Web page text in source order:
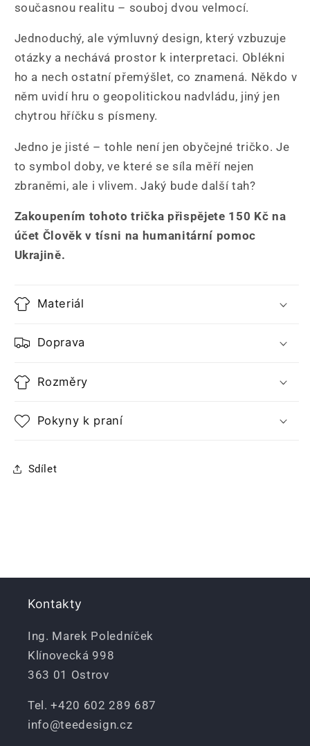
současnou realitu – souboj dvou velmocí.
Jednoduchý, ale výmluvný design, který vzbuzuje
otázky a nechává prostor k interpretaci. Oblékni
ho a nech ostatní přemýšlet, co znamená. Někdo v
něm uvidí hru o geopolitickou nadvládu, jiný jen
chytrou hříčku s písmeny.
Jedno je jisté – tohle není jen obyčejné tričko. Je
to symbol doby, ve které se síla měří nejen
zbraněmi, ale i vlivem. Jaký bude další tah?
Zakoupením tohoto trička přispějete 150 Kč na
účet Člověk v tísni na humanitární pomoc
Ukrajině.
Materiál
Doprava
Rozměry
Pokyny k praní
Sdílet
Kontakty
Ing. Marek Poledníček
Klínovecká 998
363 01 Ostrov
Tel. +420 602 289 687
info@teedesign.cz